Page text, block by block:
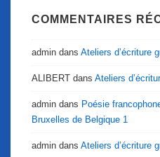
COMMENTAIRES
admin dans Ateliers d’écriture
ALIBERT dans Ateliers
admin dans Poésie
Bruxelles de Belgique 1
admin dans Ateliers d’écriture